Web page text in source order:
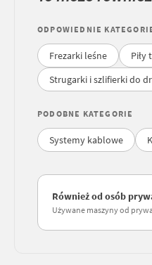
ODPOWIEDNIE
Frezarki leśne Piły
Strugarki i szlifierki do
PODOBNE KATEGORIE
Systemy kablowe
Również od osób
Używane maszyny od